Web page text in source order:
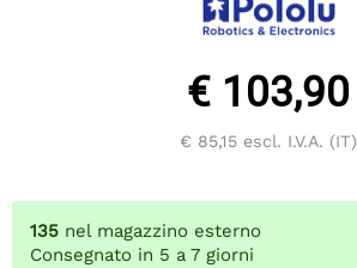
€ 103,90
€ 85,15 escl. I.V.A. (IT)
135 nel magazzino esterno
Consegnato in 5 a 7 giorni